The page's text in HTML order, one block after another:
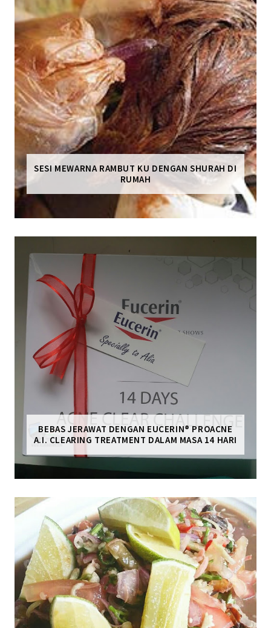
SESI MEWARNA RAMBUT KU DENGAN SHURAH DI
RUMAH
BEBAS JERAWAT DENGAN EUCERIN® PROACNE
A.I. CLEARING TREATMENT DALAM MASA 14 HARI